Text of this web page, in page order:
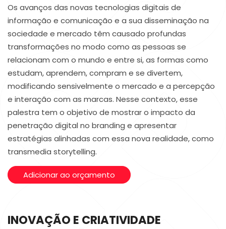
Os avanços das novas tecnologias digitais de
informação e comunicação e a sua disseminação na
sociedade e mercado têm causado profundas
transformações no modo como as pessoas se
relacionam com o mundo e entre si, as formas como
estudam, aprendem, compram e se divertem,
modificando sensivelmente o mercado e a percepção
e interação com as marcas. Nesse contexto, esse
palestra tem o objetivo de mostrar o impacto da
penetração digital no branding e apresentar
estratégias alinhadas com essa nova realidade, como
transmedia storytelling.
Adicionar ao orçamento
INOVAÇÃO E CRIATIVIDADE